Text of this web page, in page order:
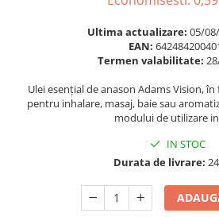
Supliment Complexe
Supliment Fier
Supliment Magneziu
Supliment Vitamina C
Supliment Vitamina D3
Ultima actualizare: 05/
EAN:
Termen valabilitate:
Ulei esențial de anason Adams Vision,
pentru inhalare, masaj, baie sau
modului de utilizare
IN STOC
Durata de livrare: